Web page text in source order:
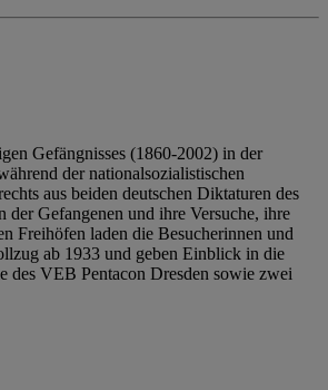
Gefängnisses (1860-2002) in der
der nationalsozialistischen
aus beiden deutschen Diktaturen des
Gefangenen und ihre Versuche, ihre
Freihöfen laden die Besucherinnen und
ab 1933 und geben Einblick in die
des VEB Pentacon Dresden sowie zwei